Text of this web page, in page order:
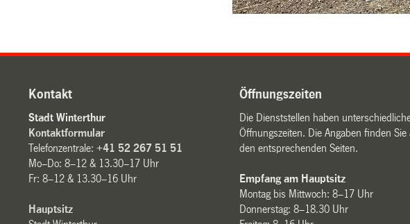
Kontakt
Stadt Winterthur
Kontaktformular
Telefonzentrale:+41 52 267 51 51
Mo–Do: 8–12 & 13.30–17 Uhr
Fr: 8–12 & 13.30–16 Uhr
Hauptsitz
Öffnungszeiten
Die Dienststellen haben
Öffnungszeiten. Die Angaben finden Sie
den entsprechenden Seiten.
Empfang am Hauptsitz
Montag bis Mittwoch: 8–17 Uhr
Donnerstag: 8–18.30 Uhr